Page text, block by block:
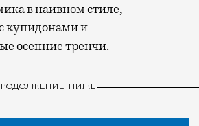
купидонами и
осенние тренчи.
НИЖЕ